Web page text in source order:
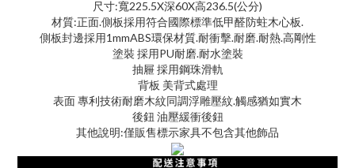
尺寸:寬225.5X深60X高236.5(公分)
材質:正面.側板採用符合國際標準低甲醛防蛀木心板.
側板封邊採用1mmABS環保材質.耐衝擊.耐磨.耐熱.高剛性
塗裝 採用PU耐磨.耐水塗裝
抽屜 採用鋼珠滑軌
背板 美背式處理
表面 專利技術耐磨木紋同調浮雕壓紋.觸感猶如實木
後鈕 油壓緩衝後鈕
其他說明:僅販售標示家具不包含其他飾品